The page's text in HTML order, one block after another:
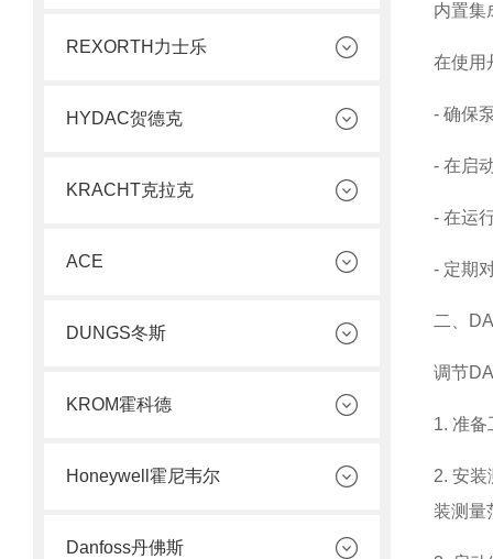
REXORTH力士乐
HYDAC贺德克
KRACHT克拉克
ACE
DUNGS冬斯
KROM霍科德
Honeywell霍尼韦尔
Danfoss丹佛斯
内置集
在使用
- 确保
- 在启
- 在运
- 定期
二、
调节
1. 准
2. 安
装测量